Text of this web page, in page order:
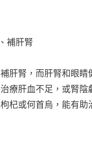
補肝腎
肝腎，而肝腎和眼
療肝血不足，或腎陰
杞或何首烏，能有助